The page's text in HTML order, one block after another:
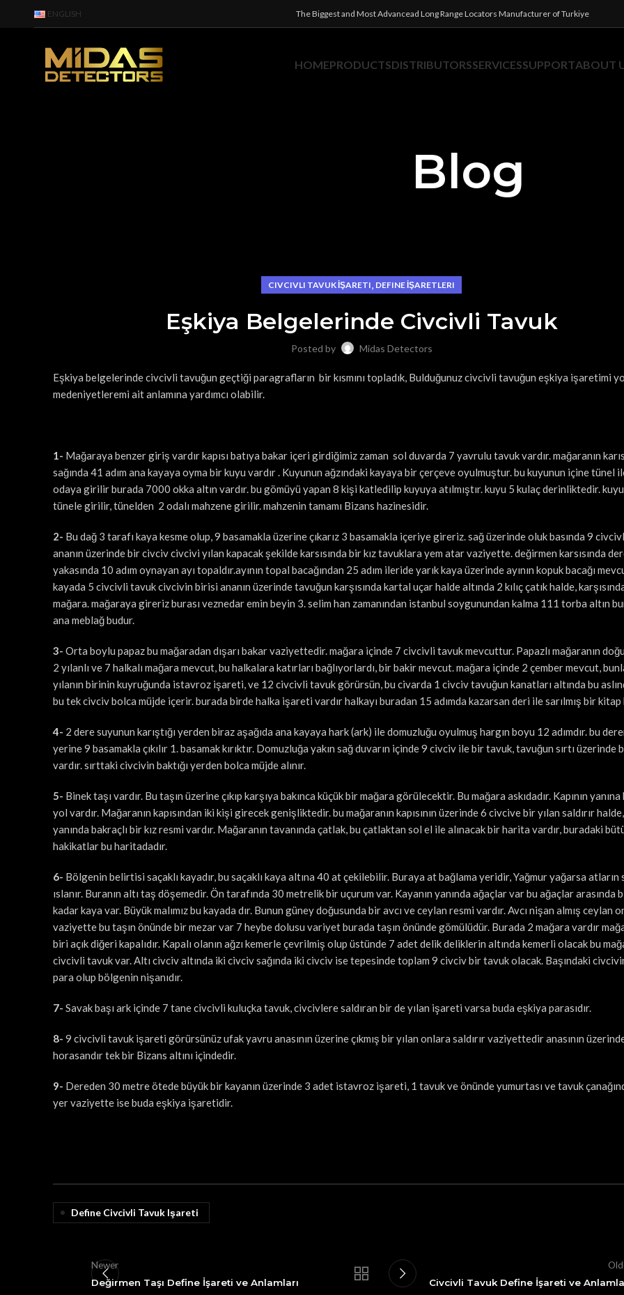
ENGLISH The Biggest and Most Advancead Long Range Locators Manufacturer of Turkiye
HOMEPRODUCTSDISTRIBUTORSSERVICESSUPPORTABOUT
Blog
CIVCIVLI TAVUK İŞARETI, DEFINE İŞARETLERI
Eşkiya Belgelerinde Civcivli Tavuk
Posted by Midas Detectors
Eşkiya belgelerinde civcivli tavuğun geçtiği paragrafların bir kısmını topladık, Bulduğunuz civcivli tavuğun eşkiya işaretimi
medeniyetleremi ait anlamına yardımcı olabilir.
1- Mağaraya benzer giriş vardır kapısı batıya bakar içeri girdiğimiz zaman sol duvarda 7 yavrulu tavuk vardır. mağaranın
sağında 41 adım ana kayaya oyma bir kuyu vardır . Kuyunun ağzındaki kayaya bir çerçeve oyulmuştur. bu kuyunun içine tünel
odaya girilir burada 7000 okka altın vardır. bu gömüyü yapan 8 kişi katledilip kuyuya atılmıştır. kuyu 5 kulaç derinliktedir.
tünele girilir, tünelden 2 odalı mahzene girilir. mahzenin tamamı Bizans hazinesidir.
2- Bu dağ 3 tarafı kaya kesme olup, 9 basamakla üzerine çıkarız 3 basamakla içeriye gireriz. sağ üzerinde oluk basında 9
ananın üzerinde bir civciv civcivi yılan kapacak şekilde karsısında bir kız tavuklara yem atar vaziyette. değirmen karsısında
yakasında 10 adım oynayan ayı topaldır.ayının topal bacağından 25 adım ileride yarık kaya üzerinde ayının kopuk bacağı
kayada 5 civcivli tavuk civcivin birisi ananın üzerinde tavuğun karşısında kartal uçar halde altında 2 kılıç çatık halde,
mağara. mağaraya gireriz burası veznedar emin beyin 3. selim han zamanından istanbul soygunundan kalma 111 torba altın
ana meblağ budur.
3- Orta boylu papaz bu mağaradan dışarı bakar vaziyettedir. mağara içinde 7 civcivli tavuk mevcuttur. Papazlı mağaranın doğu
2 yılanlı ve 7 halkalı mağara mevcut, bu halkalara katırları bağlıyorlardı, bir bakir mevcut. mağara içinde 2 çember mevcut,
yılanın birinin kuyruğunda istavroz işareti, ve 12 civcivli tavuk görürsün, bu civarda 1 civciv tavuğun kanatları altında bu
bu tek civciv bolca müjde içerir. burada birde halka işareti vardır halkayı buradan 15 adımda kazarsan deri ile sarılmış bir
4- 2 dere suyunun karıştığı yerden biraz aşağıda ana kayaya hark (ark) ile domuzluğu oyulmuş hargın boyu 12 adımdır. bu
yerine 9 basamakla çıkılır 1. basamak kırıktır. Domuzluğa yakın sağ duvarın içinde 9 civciv ile bir tavuk, tavuğun sırtı üzerinde
vardır. sırttaki civcivin baktığı yerden bolca müjde alınır.
5- Binek taşı vardır. Bu taşın üzerine çıkıp karşıya bakınca küçük bir mağara görülecektir. Bu mağara askıdadır. Kapının
yol vardır. Mağaranın kapısından iki kişi girecek genişliktedir. bu mağaranın kapısının üzerinde 6 civcive bir yılan saldırır
yanında bakraçlı bir kız resmi vardır. Mağaranın tavanında çatlak, bu çatlaktan sol el ile alınacak bir harita vardır, buradaki
hakikatlar bu haritadadır.
6- Bölgenin belirtisi saçaklı kayadır, bu saçaklı kaya altına 40 at çekilebilir. Buraya at bağlama yeridir, Yağmur yağarsa atların
ıslanır. Buranın altı taş döşemedir. Ön tarafında 30 metrelik bir uçurum var. Kayanın yanında ağaçlar var bu ağaçlar arasında
kadar kaya var. Büyük malımız bu kayada dır. Bunun güney doğusunda bir avcı ve ceylan resmi vardır. Avcı nişan almış ceylan
vaziyette bu taşın önünde bir mezar var 7 heybe dolusu variyet burada taşın önünde gömülüdür. Burada 2 mağara vardır
biri açık diğeri kapalıdır. Kapalı olanın ağzı kemerle çevrilmiş olup üstünde 7 adet delik deliklerin altında kemerli olacak bu
civcivli tavuk var. Altı civciv altında iki civciv sağında iki civciv ise tepesinde toplam 9 civciv bir tavuk olacak. Başındaki
para olup bölgenin nişanıdır.
7- Savak başı ark içinde 7 tane civcivli kuluçka tavuk, civcivlere saldıran bir de yılan işareti varsa buda eşkiya parasıdır.
8- 9 civcivli tavuk işareti görürsünüz ufak yavru anasının üzerine çıkmış bir yılan onlara saldırır vaziyettedir anasının
horasandır tek bir Bizans altını içindedir.
9- Dereden 30 metre ötede büyük bir kayanın üzerinde 3 adet istavroz işareti, 1 tavuk ve önünde yumurtası ve tavuk
yer vaziyette ise buda eşkiya işaretidir.
Define Civcivli Tavuk Işareti
Newer
Değirmen Taşı Define İşareti ve Anlamları
Civcivli Tavuk Define İşareti ve